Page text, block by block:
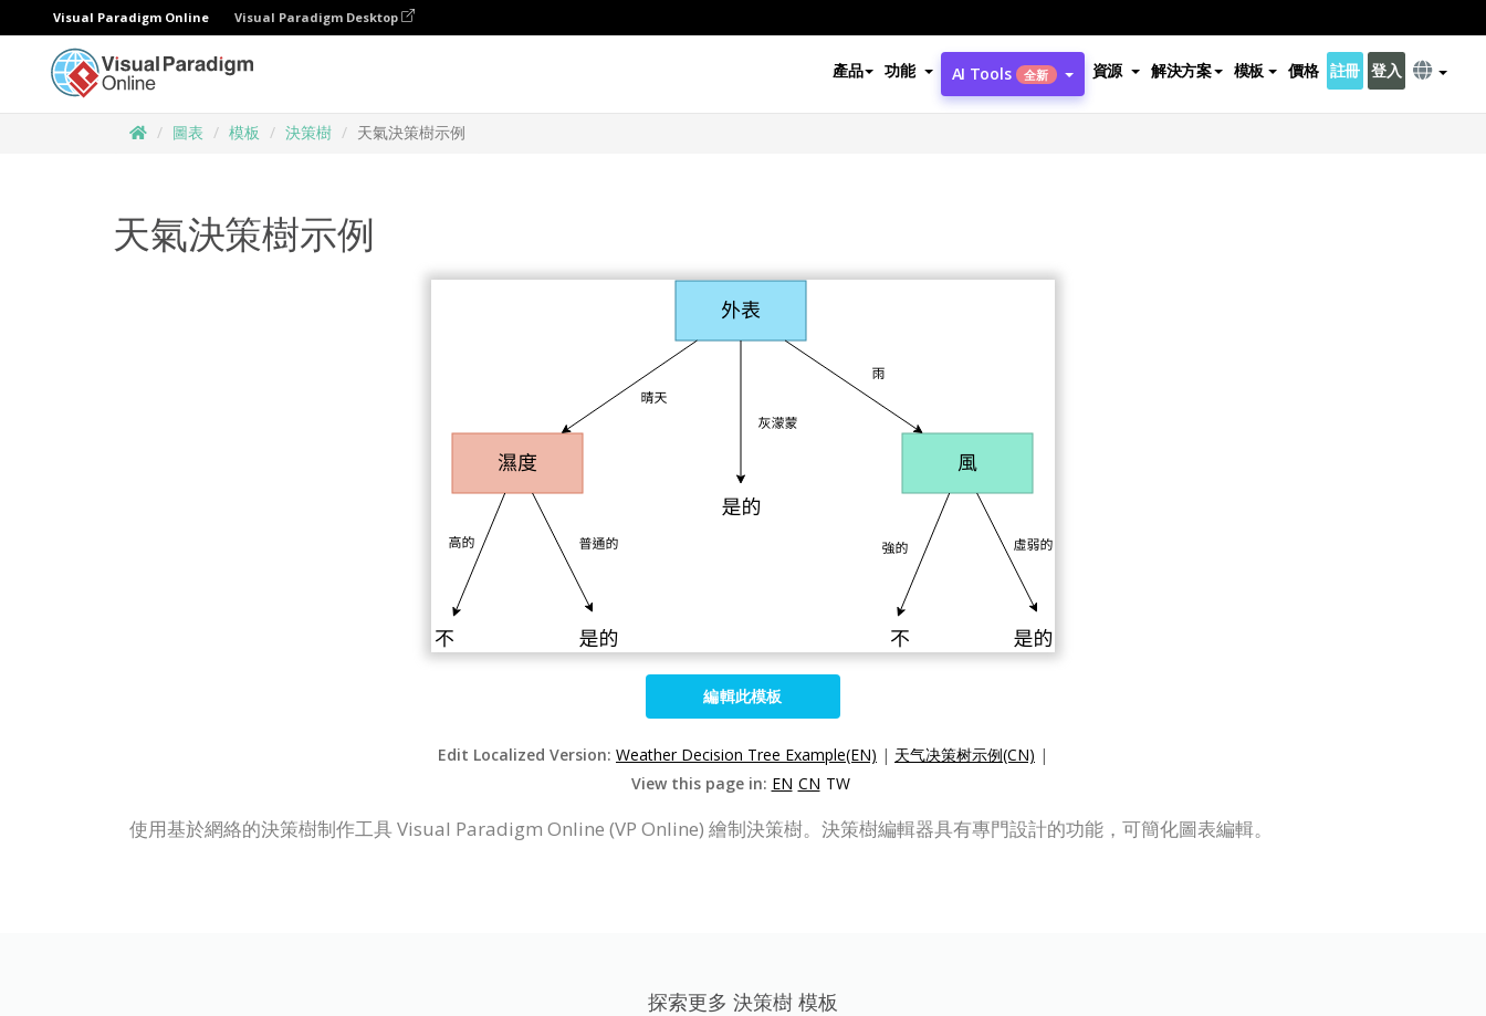
Visual Paradigm Online Visual Paradigm Desktop
產品 功能 AI Tools 全新 資源 解決方案 模板 價格 註冊 登入
圖表 模板 決策樹 天氣決策樹示例
天氣決策樹示例
編輯此模板
Edit Localized Version: Weather Decision Tree Example(EN) | 天气决策树示例(CN) |
View this page in: EN CN TW
使用基於網絡的決策樹制作工具 Visual Paradigm Online (VP Online) 繪制決策樹。決策樹編輯器具有專門設計的功能，可簡化圖表編輯。
探索更多 決策樹 模板